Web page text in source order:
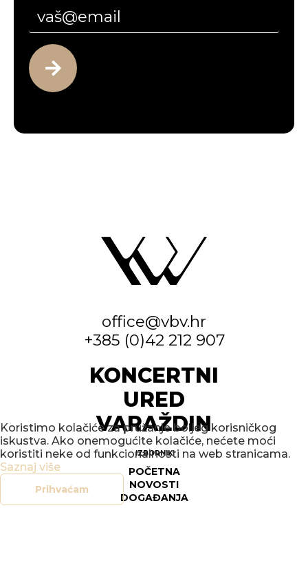
office@vbv.hr
+385 (0)42 212 907
KONCERTNI
URED
VARAŽDIN
IZBORNIK
POČETNA
NOVOSTI
DOGAĐANJA
Koristimo kolačiće za pružanje boljeg korisničkog
iskustva. Ako onemogućite kolačiće, nećete moći
koristiti neke od funkcionalnosti na web stranicama.
Saznaj više
Prihvaćam